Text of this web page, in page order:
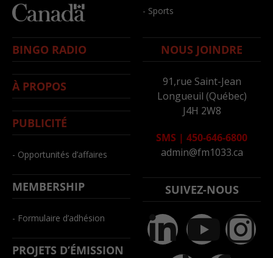
- Sports
BINGO RADIO
À PROPOS
PUBLICITÉ
- Opportunités d’affaires
MEMBERSHIP
- Formulaire d’adhésion
PROJETS D’ÉMISSION
NOUS JOINDRE
91,rue Saint-Jean
Longueuil (Québec)
J4H 2W8
SMS | 450-646-6800
admin@fm1033.ca
SUIVEZ-NOUS